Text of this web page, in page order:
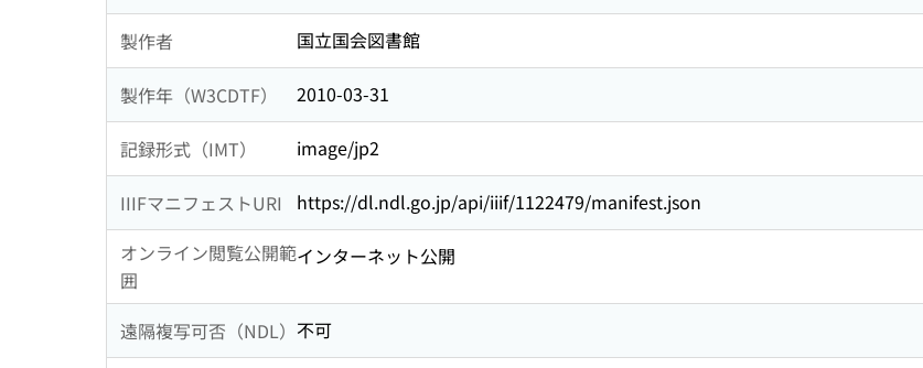
製作者 国立国会図書館
製作年（W3CDTF） 2010-03-31
記録形式（IMT） image/jp2
IIIFマニフェストURI
https://dl.ndl.go.jp/api/iiif/1122479/manifest.json
オンライン閲覧公開範
囲
インターネット公開
遠隔複写可否（NDL） 不可